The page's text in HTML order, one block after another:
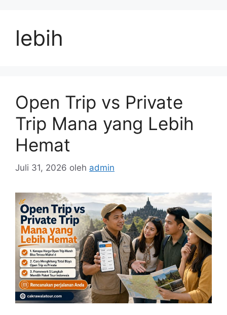
lebih
Open Trip vs Private
Trip Mana yang Lebih
Hemat
Juli 31, 2026 oleh admin